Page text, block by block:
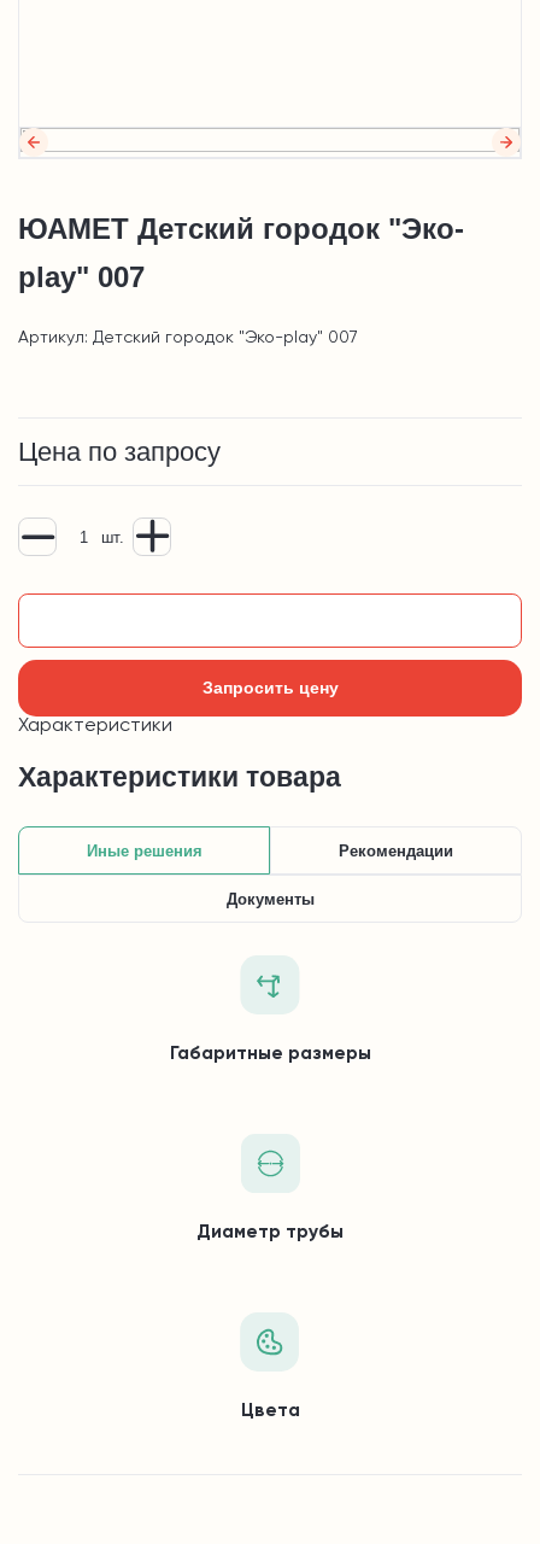
ЮАМЕТ Детский городок "Эко-
play" 007
Артикул: Детский городок "Эко-play" 007
Цена по запросу
шт.
Запросить цену
Характеристики
Характеристики товара
Иные решения Рекомендации
Документы
Габаритные размеры
Диаметр трубы
Цвета